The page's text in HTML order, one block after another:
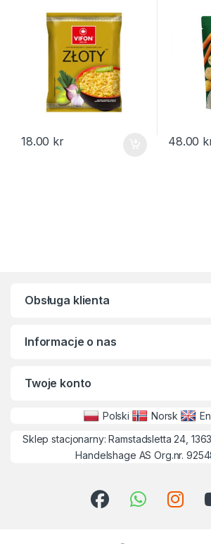
18.00 kr 48.00
Obsługa klienta
Informacje o nas
Twoje konto
Polski Norsk
Sklep stacjonarny: Ramstadsletta 24,
Handelshage AS Org.nr.